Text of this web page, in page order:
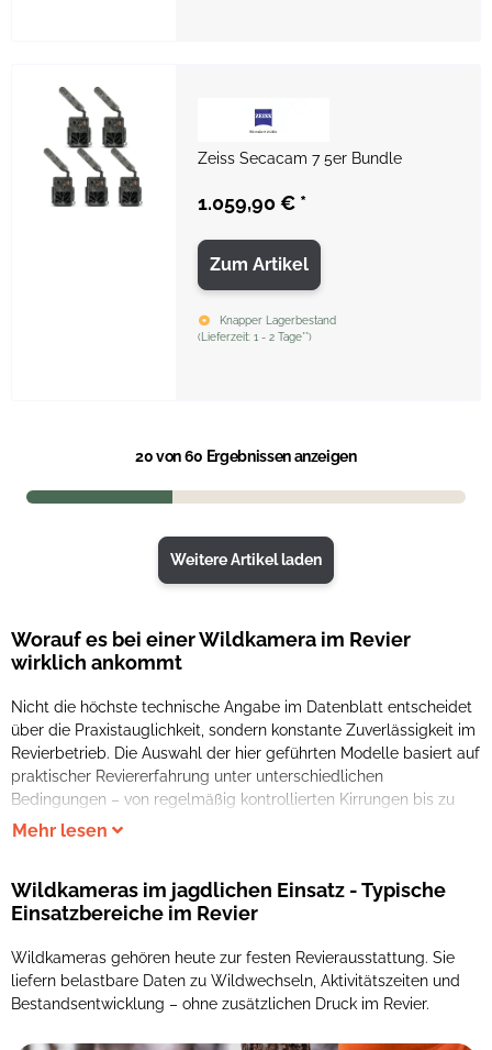
Zeiss Secacam 7 5er Bundle
1.059,90 € *
Zum Artikel
Knapper Lagerbestand
( Lieferzeit: 1 - 2 Tage**)
20von 60 Ergebnissen anzeigen
Weitere Artikel laden
Worauf es bei einer Wildkamera im Revier
wirklich ankommt
Nicht die höchste technische Angabe im Datenblatt entscheidet
über die Praxistauglichkeit, sondern konstante Zuverlässigkeit im
Revierbetrieb. Die Auswahl der hier geführten Modelle basiert auf
praktischer Reviererfahrung unter unterschiedlichen
Bedingungen – von regelmäßig kontrollierten Kirrungen bis zu
abgelegenen Revierteilen. Für einen dauerhaften Einsatz sind vor
Mehr lesen
Wildkameras im jagdlichen Einsatz - Typische
Einsatzbereiche im Revier
Wildkameras gehören heute zur festen Revierausstattung. Sie
liefern belastbare Daten zu Wildwechseln, Aktivitätszeiten und
Bestandsentwicklung – ohne zusätzlichen Druck im Revier.